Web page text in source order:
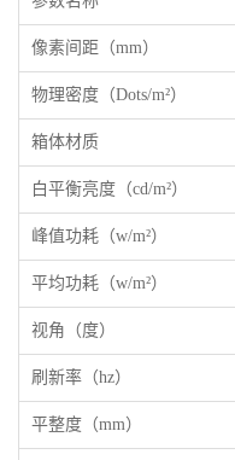
像素间距（mm）
物理密度（Dots/m²）
箱体材质
白平衡亮度（cd/m²）
峰值功耗（w/m²）
平均功耗（w/m²）
视角（度）
刷新率（hz）
平整度（mm）